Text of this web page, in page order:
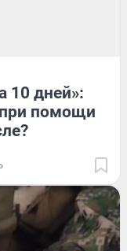
10 дней»:
при помощи